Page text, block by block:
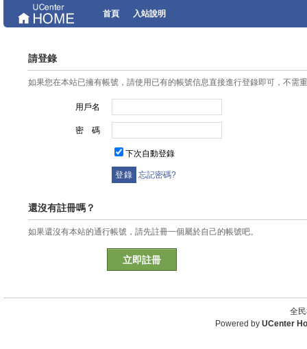
首頁 入站說明
請登錄
如果您在本站已擁有帳號，請使用已有的帳號信息直接進行登錄即可，不需
用戶名
密 碼
下次自動登錄
忘記密碼?
還沒有註冊嗎？
如果還沒有本站的通行帳號，請先註冊一個屬於自己的帳號吧。
立即註冊
全
Powered by UCenter